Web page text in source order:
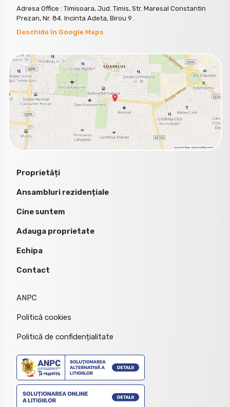
Adresa Office : Timisoara, Jud. Timis, Str. Maresal Constantin
Prezan, Nr. 84. Incinta Adeta, Birou 9 .
Deschide în Google Maps
Proprietăți
Ansambluri rezidențiale
Cine suntem
Adauga proprietate
Echipa
Contact
ANPC
Politică cookies
Politică de confidențialitate